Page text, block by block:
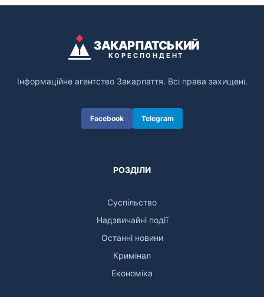
ЗАКАРПАТСЬКИЙ
КОРЕСПОНДЕНТ
Інформаційне агентство Закарпаття. Всі права захищені.
Facebook Telegram
РОЗДІЛИ
Суспільство
Надзвичайні події
Останні новини
Кримінал
Економіка